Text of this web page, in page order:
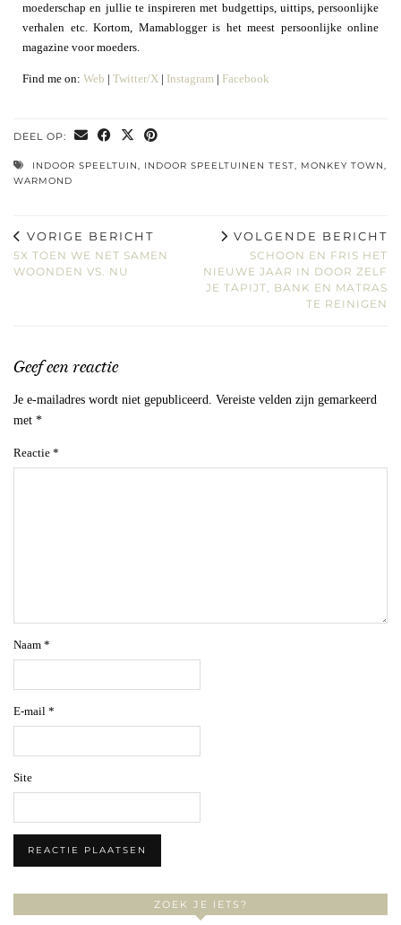
moederschap en jullie te inspireren met budgettips, uittips, persoonlijke
verhalen etc. Kortom, Mamablogger is het meest persoonlijke online
magazine voor moeders.
Find me on: Web | Twitter/X | Instagram | Facebook
DEEL OP:
INDOOR SPEELTUIN, INDOOR SPEELTUINEN TEST, MONKEY TOWN,
WARMOND
VORIGE BERICHT
5X TOEN WE NET SAMEN
WOONDEN VS. NU
VOLGENDE BERICHT
SCHOON EN FRIS HET
NIEUWE JAAR IN DOOR ZELF
JE TAPIJT, BANK EN MATRAS
TE REINIGEN
Geef een reactie
Je e-mailadres wordt niet gepubliceerd. Vereiste velden zijn gemarkeerd
met *
Reactie *
Naam *
E-mail *
Site
ZOEK JE IETS?